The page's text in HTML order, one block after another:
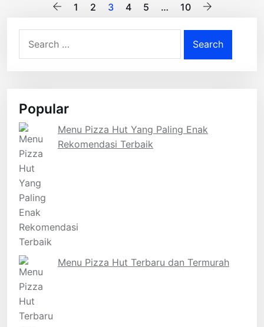
1 2 3 4 5 … 10
for:
Popular
Menu Pizza Hut Yang Paling Enak
Rekomendasi Terbaik
Menu Pizza Hut Terbaru dan Termurah